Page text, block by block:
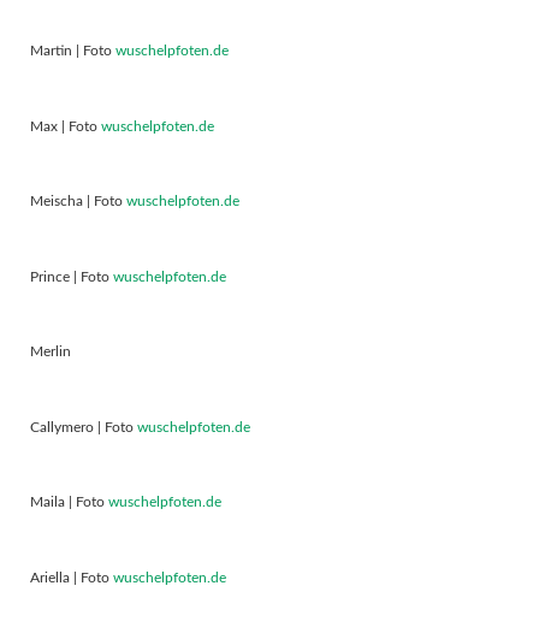
Martin | Foto wuschelpfoten.de
Max | Foto wuschelpfoten.de
Meischa | Foto wuschelpfoten.de
Prince | Foto wuschelpfoten.de
Merlin
Callymero | Foto wuschelpfoten.de
Maila | Foto wuschelpfoten.de
Ariella | Foto wuschelpfoten.de